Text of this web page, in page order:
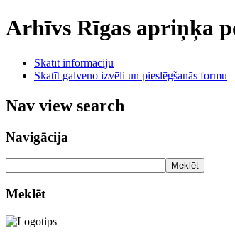
Arhīvs Rīgas apriņķa
Skatīt informāciju
Skatīt galveno izvēli un pieslēgšanās formu
Nav view search
Navigācija
Meklēt
Meklēt